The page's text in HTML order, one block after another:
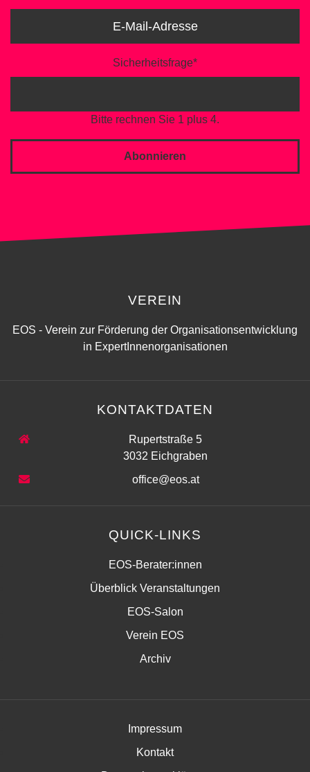
Sicherheitsfrage*
Bitte rechnen Sie 1 plus 4.
Abonnieren
VEREIN
EOS - Verein zur Förderung der Organisationsentwicklung
in ExpertInnenorganisationen
KONTAKTDATEN
Rupertstraße 5
3032 Eichgraben
office@eos.at
QUICK-LINKS
EOS-Berater:innen
Überblick Veranstaltungen
EOS-Salon
Verein EOS
Archiv
Impressum
Kontakt